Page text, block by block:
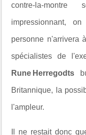
impressionnant,
personne n'arrivera
spécialistes de
Rune Herregodts
Britannique, la
l'ampleur.
Il ne restait donc